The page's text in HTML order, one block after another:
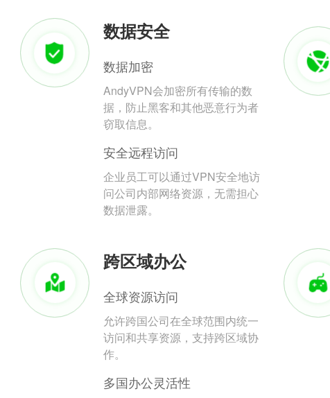
数据安全
数据加密
AndyVPN会加密所有传输的数
据，防止黑客和其他恶意行为者
窃取信息。
安全远程访问
企业员工可以通过VPN安全地访
问公司内部网络资源，无需担心
数据泄露。
跨区域办公
全球资源访问
允许跨国公司在全球范围内统一
访问和共享资源，支持跨区域协
作。
多国办公灵活性